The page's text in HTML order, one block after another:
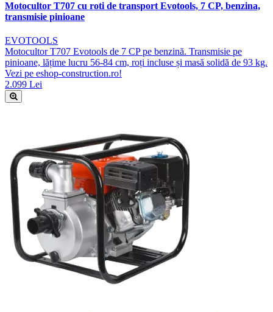
Motocultor T707 cu roti de transport Evotools, 7 CP, benzina,
transmisie pinioane
EVOTOOLS
Motocultor T707 Evotools de 7 CP pe benzină. Transmisie pe
pinioane, lățime lucru 56-84 cm, roți incluse și masă solidă de 93 kg.
Vezi pe eshop-construction.ro!
2.099 Lei